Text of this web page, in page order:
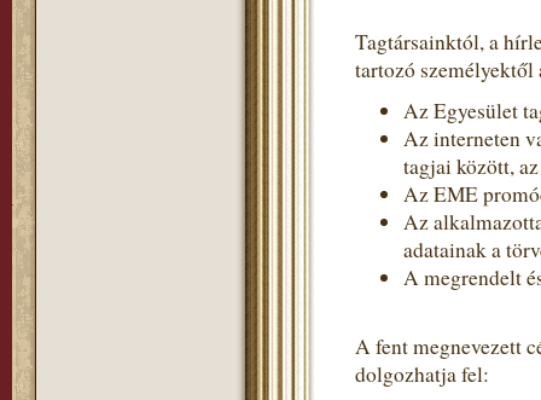
Tagtársainktól, a
tartozó
Az Egyesület
Az interneten
tagjai között,
Az EME
Az
adatainak a
A megrendelt
A fent megnevezett
dolgozhatja fel: